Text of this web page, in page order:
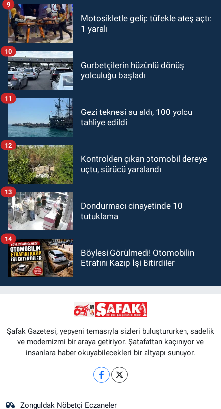
Motosikletle gelip tüfekle ateş açtı:
1 yaralı
9
Gurbetçilerin hüzünlü dönüş
yolculuğu başladı
10
Gezi teknesi su aldı, 100 yolcu
tahliye edildi
11
Kontrolden çıkan otomobil dereye
uçtu, sürücü yaralandı
12
Dondurmacı cinayetinde 10
tutuklama
13
Böylesi Görülmedi! Otomobilin
Etrafını Kazıp İşi Bitirdiler
14
Şafak Gazetesi, yepyeni temasıyla sizleri buluştururken, sadelik
ve modernizmi bir araya getiriyor. Şatafattan kaçınıyor ve
insanlara haber okuyabilecekleri bir altyapı sunuyor.
Zonguldak Nöbetçi Eczaneler